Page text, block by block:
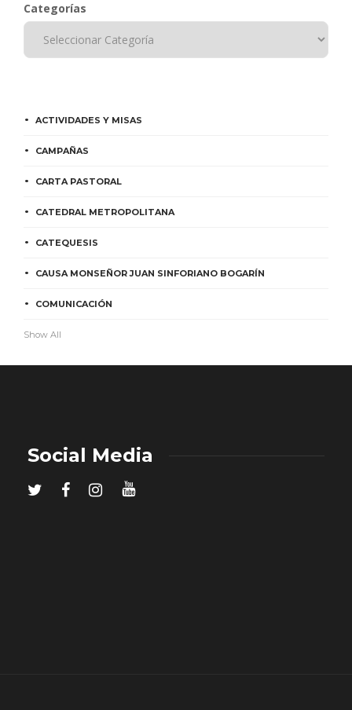
Categorías
ACTIVIDADES Y MISAS
CAMPAÑAS
CARTA PASTORAL
CATEDRAL METROPOLITANA
CATEQUESIS
CAUSA MONSEÑOR JUAN SINFORIANO BOGARÍN
COMUNICACIÓN
Show All
Social Media